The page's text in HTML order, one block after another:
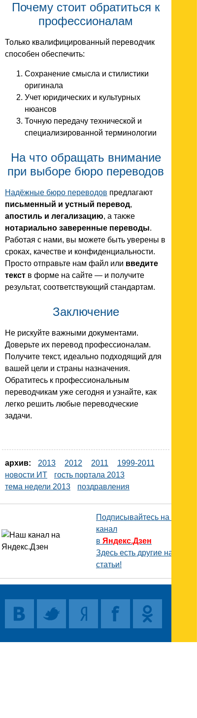
Почему стоит обратиться к
профессионалам
Только квалифицированный переводчик
способен обеспечить:
Сохранение смысла и стилистики
оригинала
Учет юридических и культурных
нюансов
Точную передачу технической и
специализированной терминологии
На что обращать внимание
при выборе бюро переводов
Надёжные бюро переводов предлагают
письменный и устный перевод,
апостиль и легализацию, а также
нотариально заверенные переводы.
Работая с нами, вы можете быть уверены в
сроках, качестве и конфиденциальности.
Просто отправьте нам файл или введите
текст в форме на сайте — и получите
результат, соответствующий стандартам.
Заключение
Не рискуйте важными документами.
Доверьте их перевод профессионалам.
Получите текст, идеально подходящий для
вашей цели и страны назначения.
Обратитесь к профессиональным
переводчикам уже сегодня и узнайте, как
легко решить любые переводческие
задачи.
архив: 2013 2012 2011
1999-2011
новости ИТ
гость портала 2013
тема недели 2013
поздравления
Подписывайтесь на наш
канал
в Яндекс.Дзен
Здесь есть другие наши
статьи!